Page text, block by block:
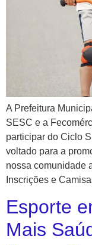
A Prefeitura
SESC e a
participar do Ciclo
voltado para a
nossa comunidade
Inscrições e
Esporte
Mais